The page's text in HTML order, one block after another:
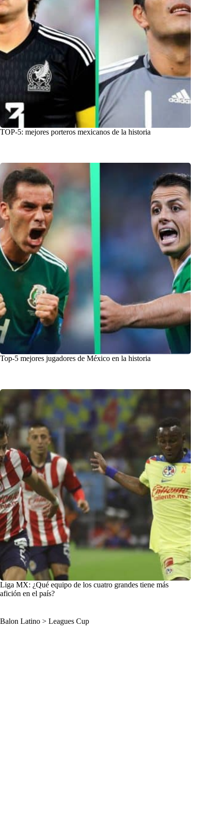
TOP-5: mejores porteros mexicanos de la historia
Top-5 mejores jugadores de México en la historia
Liga MX: ¿Qué equipo de los cuatro grandes tiene más
afición en el país?
Balon Latino > Leagues Cup